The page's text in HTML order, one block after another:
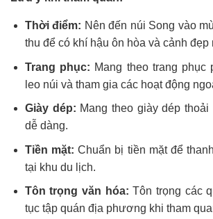
Thời điểm: Nên đến núi Song vào
thu để có khí hậu ôn hòa và cảnh đẹp
Trang phục: Mang theo trang
leo núi và tham gia các hoạt động
Giày dép: Mang theo giày dép
dễ dàng.
Tiền mặt: Chuẩn bị tiền mặt để
tại khu du lịch.
Tôn trọng văn hóa: Tôn trọng các
tục tập quán địa phương khi tham